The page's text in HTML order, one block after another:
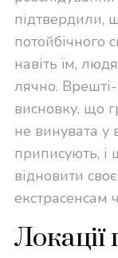
підтвердили,
потойбічного
навіть їм,
лячно.
висновку, що
не винувата у
приписують, і
відновити
екстрасенсам
Локації